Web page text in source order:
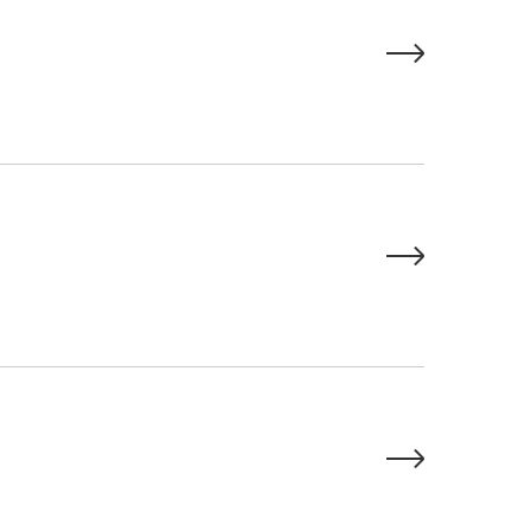


